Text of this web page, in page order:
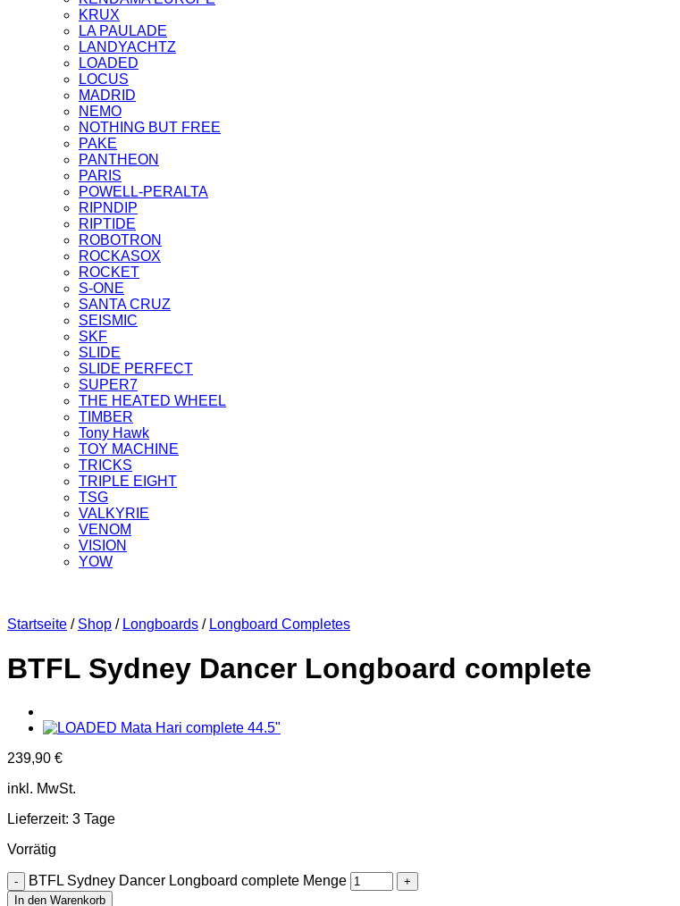
KRUX
LA PAULADE
LANDYACHTZ
LOADED
LOCUS
MADRID
NEMO
NOTHING BUT FREE
PAKE
PANTHEON
PARIS
POWELL-PERALTA
RIPNDIP
RIPTIDE
ROBOTRON
ROCKASOX
ROCKET
S-ONE
SANTA CRUZ
SEISMIC
SKF
SLIDE
SLIDE PERFECT
SUPER7
THE HEATED WHEEL
TIMBER
Tony Hawk
TOY MACHINE
TRICKS
TRIPLE EIGHT
TSG
VALKYRIE
VENOM
VISION
YOW
Startseite / Shop / Longboards / Longboard Completes
BTFL Sydney Dancer Longboard complete
239,90 €
inkl. MwSt.
Lieferzeit: 3 Tage
Vorrätig
BTFL Sydney Dancer Longboard complete Menge
In den Warenkorb